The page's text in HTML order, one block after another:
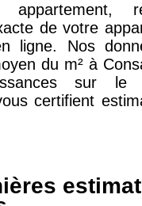
appartement,
de votre
ligne. Nos
du m² à
sur le
certifient